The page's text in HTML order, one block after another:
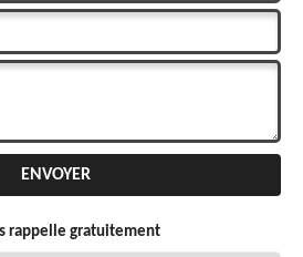
rappelle gratuitement